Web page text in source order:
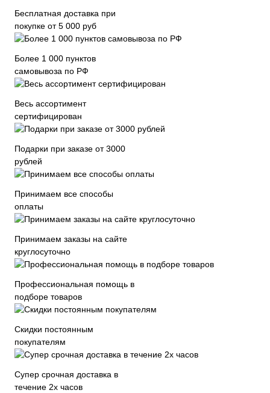
Бесплатная доставка при
покупке от 5 000 руб
Более 1 000 пунктов
самовывоза по РФ
Весь ассортимент
сертифицирован
Подарки при заказе от 3000
рублей
Принимаем все способы
оплаты
Принимаем заказы на сайте
круглосуточно
Профессиональная помощь в
подборе товаров
Скидки постоянным
покупателям
Супер срочная доставка в
течение 2х часов